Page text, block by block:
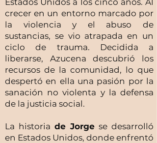
Estados Unidos a los cinco años. Al
crecer en un entorno marcado por
la violencia y el abuso de
sustancias, se vio atrapada en un
ciclo de trauma. Decidida a
liberarse, Azucena descubrió los
recursos de la comunidad, lo que
despertó en ella una pasión por la
sanación no violenta y la defensa
de la justicia social.
La historia de Jorge se desarrolló
en Estados Unidos, donde enfrentó